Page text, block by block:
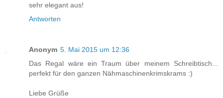
sehr elegant aus!
Antworten
Anonym 5. Mai 2015 um 12:36
Das Regal wäre ein Traum über meinem Schreibtisch...
perfekt für den ganzen Nähmaschinenkrimskrams :)
Liebe Grüße